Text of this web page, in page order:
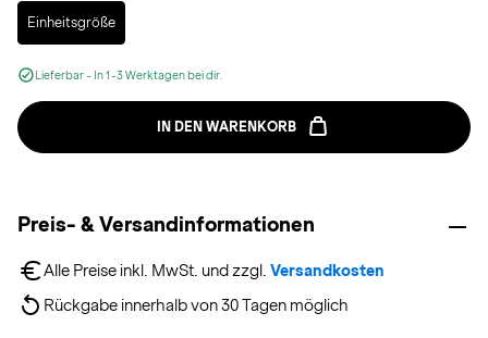
Einheitsgröße
Selected
Lieferbar - In 1-3 Werktagen bei dir.
IN DEN WARENKORB
Preis- & Versandinformationen
Alle Preise inkl. MwSt. und zzgl. Versandkosten
Rückgabe innerhalb von 30 Tagen möglich